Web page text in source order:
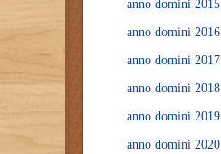
anno domini 2015
anno domini 2016
anno domini 2017
anno domini 2018
anno domini 2019
anno domini 2020